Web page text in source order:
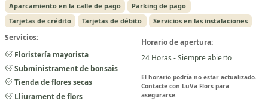
Aparcamiento en la calle de pago
Parking de pago
Tarjetas de crédito
Tarjetas de débito Servicios en las instalaciones
Servicios:
Floristería mayorista
Subministrament de bonsais
Tienda de flores secas
Lliurament de flors
Horario de apertura:
24 Horas - Siempre abierto
El horario podría no estar actualizado.
Contacte con LuVa Flors para
asegurarse.